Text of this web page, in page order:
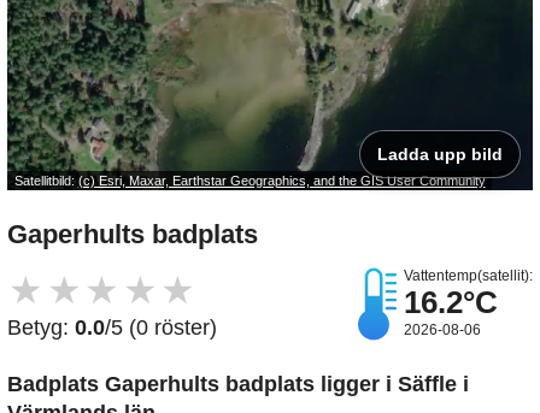
Satellitbild:(c) Esri, Maxar, Earthstar Geographics, and the GIS User Community
Ladda upp bild
Gaperhults badplats
★ ★ ★ ★ ★
Betyg: 0.0/5 (0 röster)
Vattentemp(satellit):
16.2°C
2026-08-06
Badplats Gaperhults badplats ligger i Säffle i